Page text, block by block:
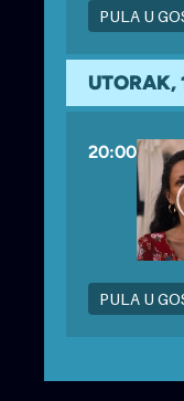
PULA U
UTORAK,
20:00
PULA U